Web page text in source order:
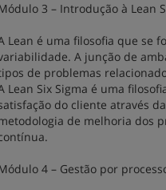
3 – Introdução à Lean
Lean é uma filosofia que se
A junção de
de problemas
Lean Six Sigma é uma
do cliente através
de melhoria dos
4 – Gestão por